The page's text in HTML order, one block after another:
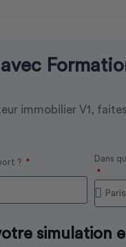
immobilier V1,
? Dans
simulation